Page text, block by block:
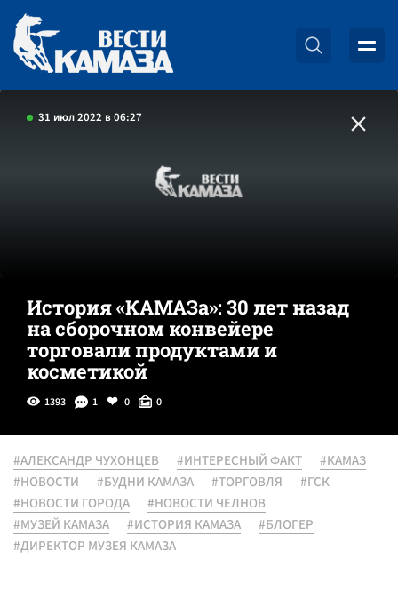
31 июл 2022 в 06:27
История «КАМАЗа»: 30 лет назад
на сборочном конвейере
торговали продуктами и
косметикой
1393 1 0 0
#АЛЕКСАНДР ЧУХОНЦЕВ #ИНТЕРЕСНЫЙ ФАКТ
#КАМАЗ
#НОВОСТИ
#БУДНИ КАМАЗА #ТОРГОВЛЯ
#ГСК
#НОВОСТИ ГОРОДА
#НОВОСТИ ЧЕЛНОВ
#МУЗЕЙ КАМАЗА
#ИСТОРИЯ КАМАЗА
#БЛОГЕР
#ДИРЕКТОР МУЗЕЯ КАМАЗА